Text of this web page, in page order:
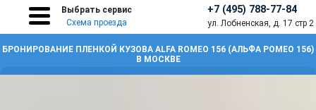
Выбрать сервис
Схема проезда
+7 (495) 788-77-84
ул. Лобненская, д. 17 стр 2
БРОНИРОВАНИЕ ПЛЕНКОЙ КУЗОВА ALFA ROMEO 156 (АЛЬФА РОМЕО 156)
В МОСКВЕ